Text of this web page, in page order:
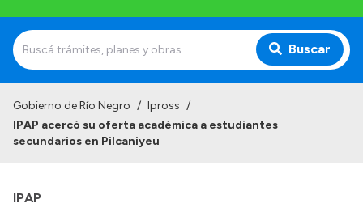
Buscar
Institucional
Autoridades
Gobierno de Río Negro / Ipross /
IPAP acercó su oferta académica a estudiantes
secundarios en Pilcaniyeu
IPAP